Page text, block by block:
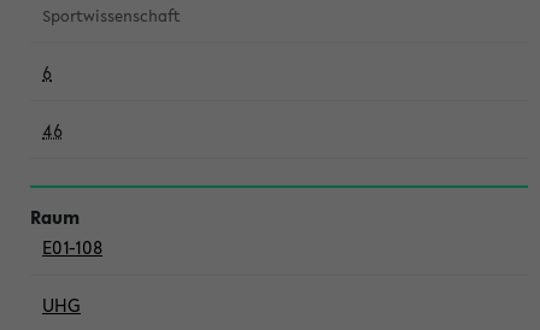
Sportwissenschaft
6
46
E01-108
UHG